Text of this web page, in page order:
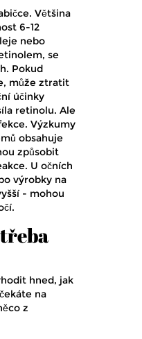
Většina
6-12
nebo
se
Pokud
může ztratit
účinky
retinolu. Ale
Výzkumy
obsahuje
způsobit
U očních
výrobky na
- mohou
hned, jak
na
z